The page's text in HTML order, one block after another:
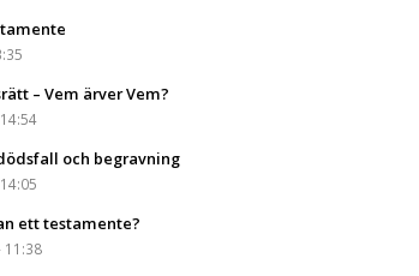
– Vem ärver Vem?
och begravning
ett testamente?
11:38